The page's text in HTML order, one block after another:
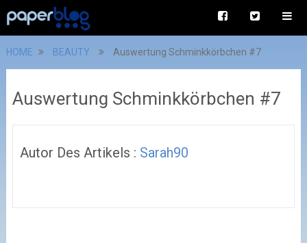
HOME BEAUTY Auswertung Schminkkörbchen #7
Auswertung Schminkkörbchen #7
Autor Des Artikels : Sarah90